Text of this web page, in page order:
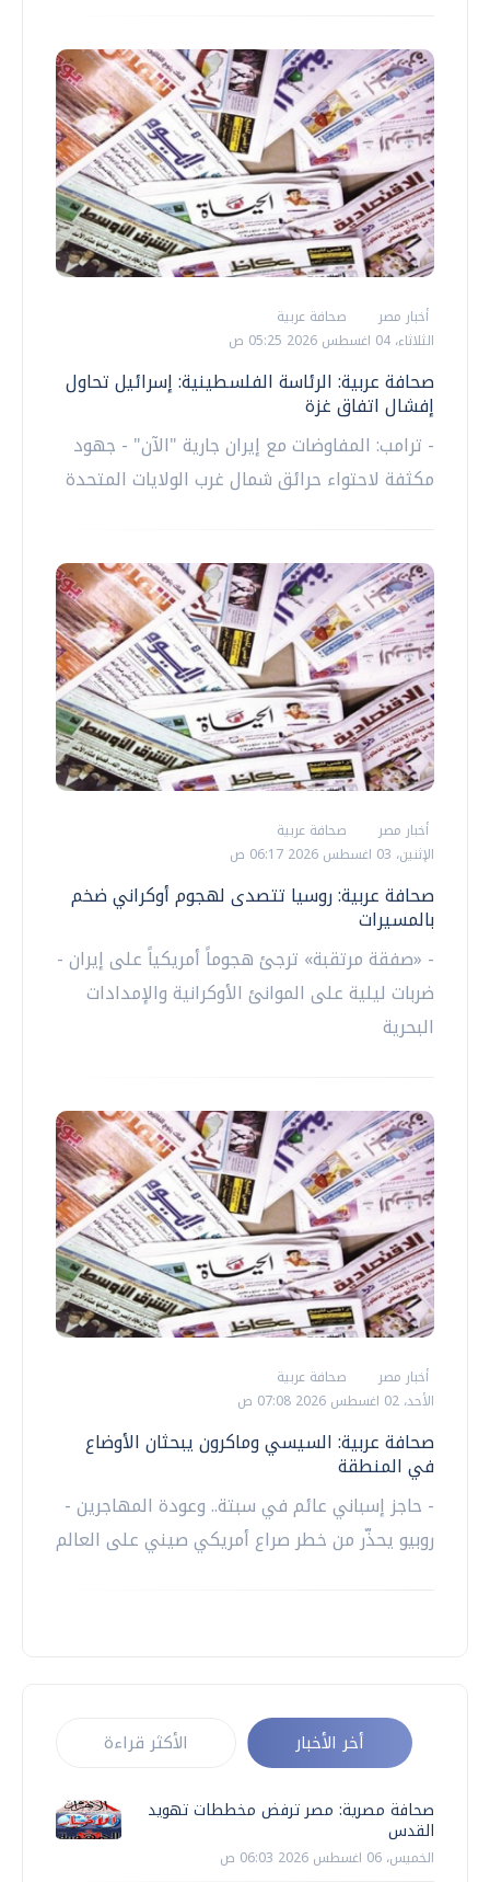
أخبار مصر
صحافة عربية
الثلاثاء، 04 اغسطس 2026 05:25 ص
صحافة عربية: الرئاسة الفلسطينية: إسرائيل تحاول
إفشال اتفاق غزة
- ترامب: المفاوضات مع إيران جارية "الآن" - جهود
مكثفة لاحتواء حرائق شمال غرب الولايات المتحدة
أخبار مصر
صحافة عربية
الإثنين، 03 اغسطس 2026 06:17 ص
صحافة عربية: روسيا تتصدى لهجوم أوكراني ضخم
بالمسيرات
- «صفقة مرتقبة» ترجئ هجوماً أمريكياً على إيران -
ضربات ليلية على الموانئ الأوكرانية والإمدادات
البحرية
أخبار مصر
صحافة عربية
الأحد، 02 اغسطس 2026 07:08 ص
صحافة عربية: السيسي وماكرون يبحثان الأوضاع
في المنطقة
- حاجز إسباني عائم في سبتة.. وعودة المهاجرين -
روبيو يحذّر من خطر صراع أمريكي صيني على العالم
أخر الأخبار الأكثر قراءة
صحافة مصرية: مصر ترفض مخططات تهويد
القدس
الخميس، 06 اغسطس 2026 06:03 ص